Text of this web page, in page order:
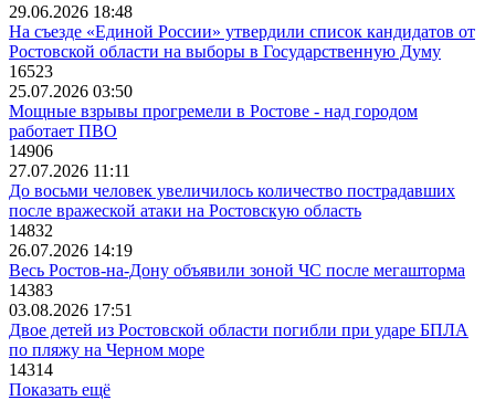
29.06.2026 18:48
На съезде «Единой России» утвердили список кандидатов от
Ростовской области на выборы в Государственную Думу
16523
25.07.2026 03:50
Мощные взрывы прогремели в Ростове - над городом
работает ПВО
14906
27.07.2026 11:11
До восьми человек увеличилось количество пострадавших
после вражеской атаки на Ростовскую область
14832
26.07.2026 14:19
Весь Ростов-на-Дону объявили зоной ЧС после мегашторма
14383
03.08.2026 17:51
Двое детей из Ростовской области погибли при ударе БПЛА
по пляжу на Черном море
14314
Показать ещё